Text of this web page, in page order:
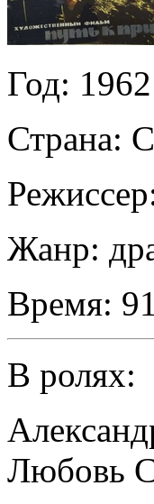
Год: 1962
Страна:
Жанр:
Время: 91
В ролях:
Любовь